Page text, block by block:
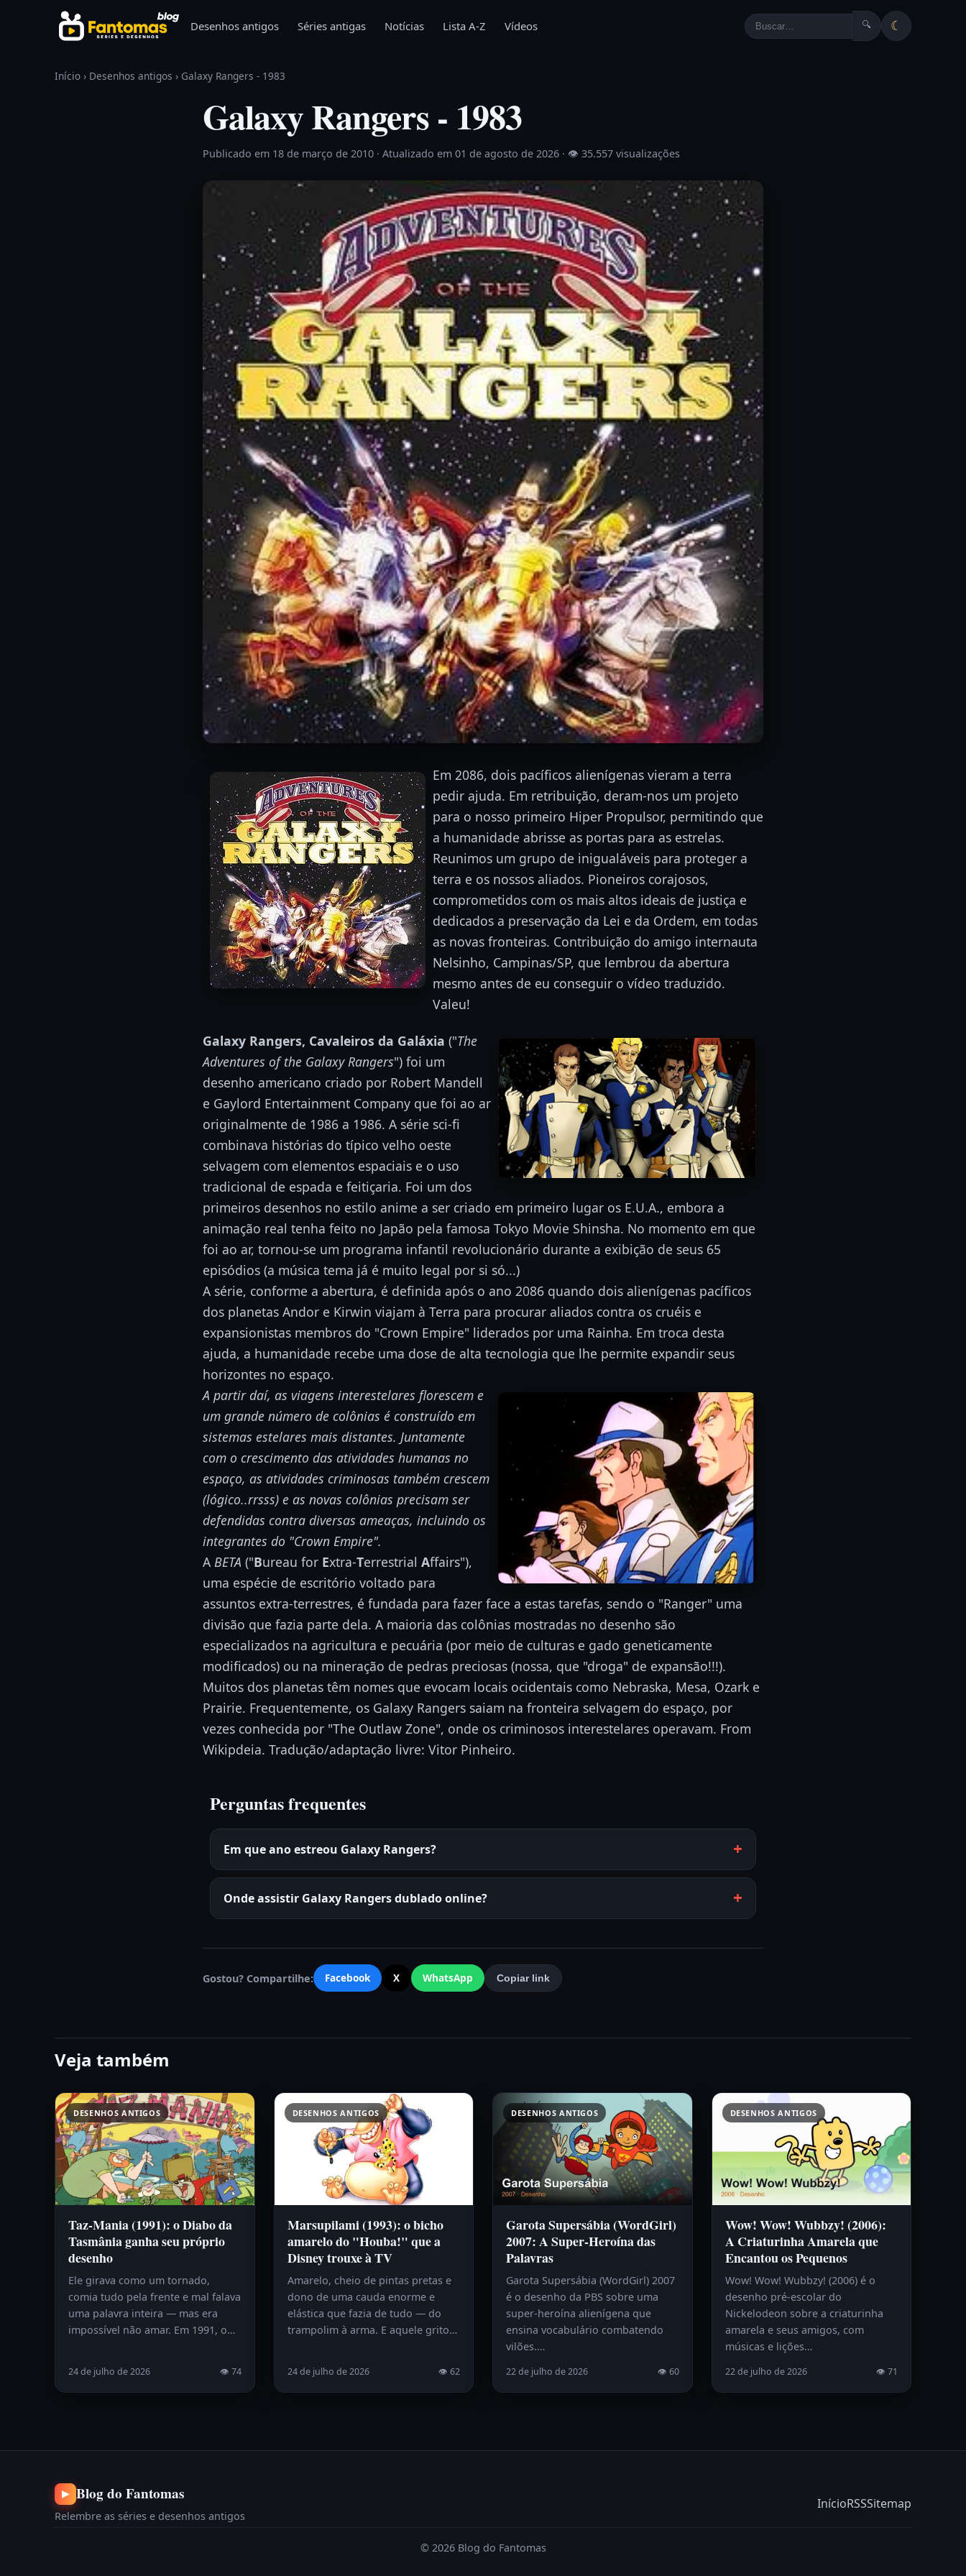
Pular para o conteúdo
Desenhos antigos Séries antigas Notícias Lista A-Z Vídeos 🔍 ☾
Início › Desenhos antigos › Galaxy Rangers - 1983
Galaxy Rangers - 1983
Publicado em 18 de março de 2010 · Atualizado em 01 de agosto de 2026 · 👁 35.557 visualizações
Em 2086, dois pacíficos alienígenas vieram a terra
pedir ajuda. Em retribuição, deram-nos um projeto
para o nosso primeiro Hiper Propulsor, permitindo que
a humanidade abrisse as portas para as estrelas.
Reunimos um grupo de inigualáveis para proteger a
terra e os nossos aliados. Pioneiros corajosos,
comprometidos com os mais altos ideais de justiça e
dedicados a preservação da Lei e da Ordem, em todas
as novas fronteiras. Contribuição do amigo internauta
Nelsinho, Campinas/SP, que lembrou da abertura
mesmo antes de eu conseguir o vídeo traduzido.
Valeu!
Galaxy Rangers, Cavaleiros da Galáxia ("The
Adventures of the Galaxy Rangers") foi um
desenho americano criado por Robert Mandell
e Gaylord Entertainment Company que foi ao ar
originalmente de 1986 a 1986. A série sci-fi
combinava histórias do típico velho oeste
selvagem com elementos espaciais e o uso
tradicional de espada e feitiçaria. Foi um dos
primeiros desenhos no estilo anime a ser criado em primeiro lugar os E.U.A., embora a
animação real tenha feito no Japão pela famosa Tokyo Movie Shinsha. No momento em que
foi ao ar, tornou-se um programa infantil revolucionário durante a exibição de seus 65
episódios (a música tema já é muito legal por si só...)
A série, conforme a abertura, é definida após o ano 2086 quando dois alienígenas pacíficos
dos planetas Andor e Kirwin viajam à Terra para procurar aliados contra os cruéis e
expansionistas membros do "Crown Empire" liderados por uma Rainha. Em troca desta
ajuda, a humanidade recebe uma dose de alta tecnologia que lhe permite expandir seus
horizontes no espaço.
A partir daí, as viagens interestelares florescem e
um grande número de colônias é construído em
sistemas estelares mais distantes. Juntamente
com o crescimento das atividades humanas no
espaço, as atividades criminosas também crescem
(lógico..rrsss) e as novas colônias precisam ser
defendidas contra diversas ameaças, incluindo os
integrantes do "Crown Empire".
A BETA ("Bureau for Extra-Terrestrial Affairs"),
uma espécie de escritório voltado para
assuntos extra-terrestres, é fundada para fazer face a estas tarefas, sendo o "Ranger" uma
divisão que fazia parte dela. A maioria das colônias mostradas no desenho são
especializados na agricultura e pecuária (por meio de culturas e gado geneticamente
modificados) ou na mineração de pedras preciosas (nossa, que "droga" de expansão!!!).
Muitos dos planetas têm nomes que evocam locais ocidentais como Nebraska, Mesa, Ozark e
Prairie. Frequentemente, os Galaxy Rangers saiam na fronteira selvagem do espaço, por
vezes conhecida por "The Outlaw Zone", onde os criminosos interestelares operavam. From
Wikipdeia. Tradução/adaptação livre: Vitor Pinheiro.
Perguntas frequentes
Em que ano estreou Galaxy Rangers?
Onde assistir Galaxy Rangers dublado online?
Gostou? Compartilhe: Facebook X WhatsApp Copiar link
Veja também
DESENHOS ANTIGOS
Taz-Mania (1991): o Diabo da
Tasmânia ganha seu próprio
desenho
Ele girava como um tornado,
comia tudo pela frente e mal falava
uma palavra inteira — mas era
impossível não amar. Em 1991, o…
24 de julho de 2026 👁 74
DESENHOS ANTIGOS
Marsupilami (1993): o bicho
amarelo do "Houba!" que a
Disney trouxe à TV
Amarelo, cheio de pintas pretas e
dono de uma cauda enorme e
elástica que fazia de tudo — do
trampolim à arma. E aquele grito…
24 de julho de 2026 👁 62
DESENHOS ANTIGOS
Garota Supersábia (WordGirl)
2007: A Super-Heroína das
Palavras
Garota Supersábia (WordGirl) 2007
é o desenho da PBS sobre uma
super-heroína alienígena que
ensina vocabulário combatendo
vilões.…
22 de julho de 2026 👁 60
DESENHOS ANTIGOS
Wow! Wow! Wubbzy! (2006):
A Criaturinha Amarela que
Encantou os Pequenos
Wow! Wow! Wubbzy! (2006) é o
desenho pré-escolar do
Nickelodeon sobre a criaturinha
amarela e seus amigos, com
músicas e lições…
22 de julho de 2026 👁 71
▶ Blog do Fantomas
Relembre as séries e desenhos antigos
InícioRSSSitemap
© 2026 Blog do Fantomas